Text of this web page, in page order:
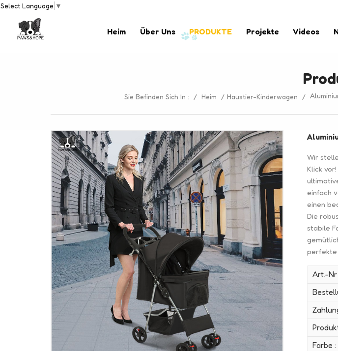
Select Language ▼
Heim Über Uns PRODUKTE Projekte Videos
Sie Befinden Sich In : / Heim / Haustier-Kinderwagen /
Wir
Klick
einfach
einen
Die
stabile
perfekte
Art.-Nr
Farbe :